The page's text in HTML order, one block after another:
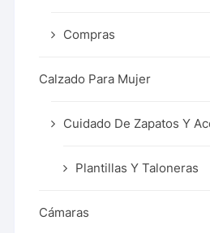
Compras
Calzado Para Mujer
Cuidado De Zapatos Y
Plantillas Y Taloneras
Cámaras